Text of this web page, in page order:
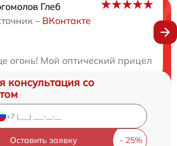
Глеб
– ВКонтакте
огонь! Мой оптический прицел
консультация со
Оставить заявку